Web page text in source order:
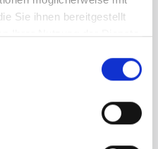
Sie ihnen bereitgestellt
Ihrer Nutzung der Dienste